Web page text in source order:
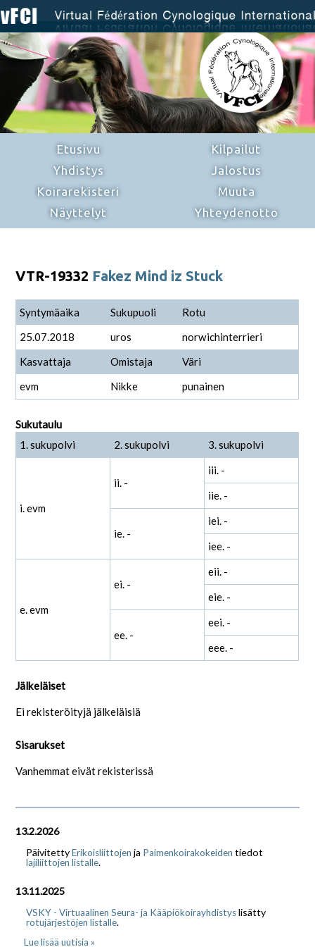
Etusivu
Yhdistys
Koirarekisteri
Näyttelyt
Kilpailut
Jalostus
Muuta
Yhteydenotto
VTR-19332 Fakez Mind iz Stuck
Syntymäaika Sukupuoli
Rotu
25.07.2018
uros
norwichinterrieri
Kasvattaja
Omistaja
Väri
evm
Nikke punainen
Sukutaulu
1. sukupolvi
2. sukupolvi 3. sukupolvi
i. evm
ii. -
iii. -
iie. -
ie. -
iei. -
iee. -
e. evm
ei. -
eii. -
eie. -
ee. -
eei. -
eee. -
Jälkeläiset
Ei rekisteröityjä jälkeläisiä
Sisarukset
Vanhemmat eivät rekisterissä
13.2.2026
PäivitettyErikoisliittojen ja Paimenkoirakokeiden tiedot
lajiliittojen listalle.
13.11.2025
VSKY - Virtuaalinen Seura- ja Kääpiökoirayhdistyslisätty
rotujärjestöjen listalle.
Lue lisää uutisia »